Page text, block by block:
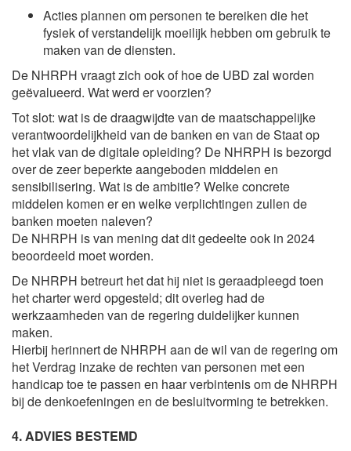
Acties plannen om personen te bereiken die het
fysiek of verstandelijk moeilijk hebben om gebruik te
maken van de diensten.
De NHRPH vraagt zich ook of hoe de UBD zal worden
geëvalueerd. Wat werd er voorzien?
Tot slot: wat is de draagwijdte van de maatschappelijke
verantwoordelijkheid van de banken en van de Staat op
het vlak van de digitale opleiding? De NHRPH is bezorgd
over de zeer beperkte aangeboden middelen en
sensibilisering. Wat is de ambitie? Welke concrete
middelen komen er en welke verplichtingen zullen de
banken moeten naleven?
De NHRPH is van mening dat dit gedeelte ook in 2024
beoordeeld moet worden.
De NHRPH betreurt het dat hij niet is geraadpleegd toen
het charter werd opgesteld; dit overleg had de
werkzaamheden van de regering duidelijker kunnen
maken.
Hierbij herinnert de NHRPH aan de wil van de regering om
het Verdrag inzake de rechten van personen met een
handicap toe te passen en haar verbintenis om de NHRPH
bij de denkoefeningen en de besluitvorming te betrekken.
4. ADVIES BESTEMD